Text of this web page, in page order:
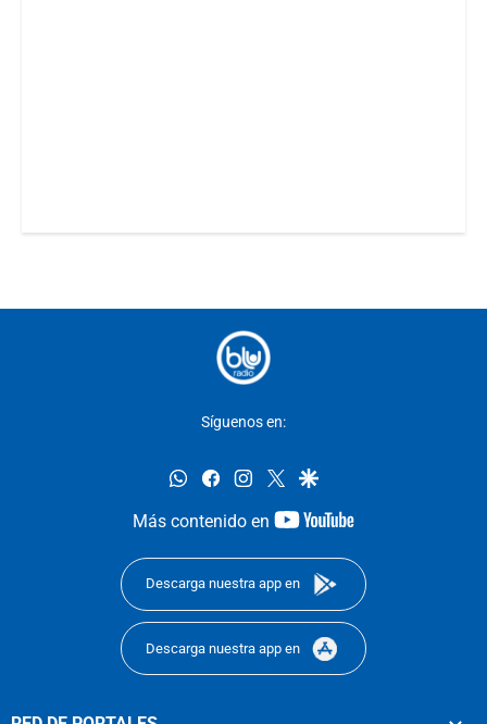
Síguenos en:
whatsappfacebookinstagram
twittergoogle
Más contenido en
youtube-
Descarga nuestra app en
Descarga nuestra app en